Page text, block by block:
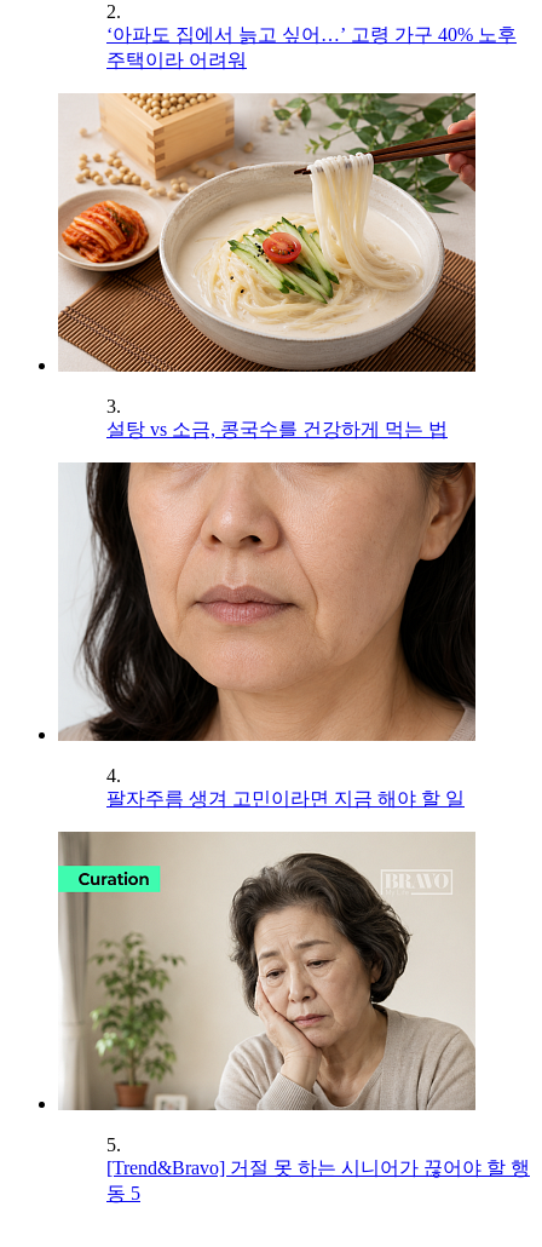
2.
‘아파도 집에서 늙고 싶어…’ 고령 가구 40% 노후
주택이라 어려워
3.
설탕 vs 소금, 콩국수를 건강하게 먹는 법
4.
팔자주름 생겨 고민이라면 지금 해야 할 일
5.
[Trend&Bravo] 거절 못 하는 시니어가 끊어야 할 행
동 5